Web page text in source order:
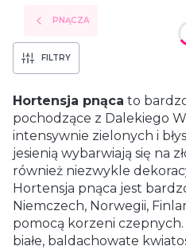
PNĄCZA
FILTRY
Hortensja pnąca to
pochodzące z Dalekiego
intensywnie zielonych i
jesienią wybarwiają się na
również niezwykle
Hortensja pnąca jest
Niemczech, Norwegii,
pomocą korzeni
białe, baldachowate